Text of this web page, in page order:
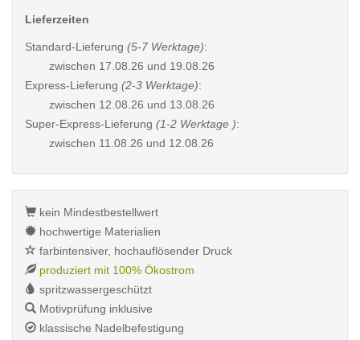
Lieferzeiten
Standard-Lieferung (5-7 Werktage):
zwischen 17.08.26 und 19.08.26
Express-Lieferung (2-3 Werktage):
zwischen 12.08.26 und 13.08.26
Super-Express-Lieferung (1-2 Werktage ):
zwischen 11.08.26 und 12.08.26
kein Mindestbestellwert
hochwertige Materialien
farbintensiver, hochauflösender Druck
produziert mit 100% Ökostrom
spritzwassergeschützt
Motivprüfung inklusive
klassische Nadelbefestigung